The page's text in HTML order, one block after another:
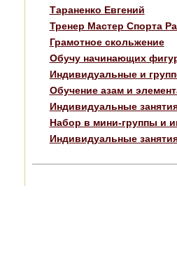
Тараненко Евгений
Тренер Мастер Спорта
Грамотное скольжение
Обучу начинающих
Индивидуальные и
Обучение азам и
Индивидуальные
Набор в мини-группы и
Индивидуальные